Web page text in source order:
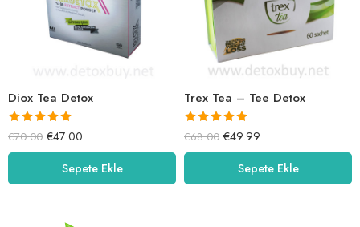
Diox Tea Detox
5 üzerinden
5.00oy aldı
€70.00 €47.00
Sepete Ekle
Trex Tea – Tee Detox
5 üzerinden
5.00oy aldı
€68.00 €49.99
Sepete Ekle